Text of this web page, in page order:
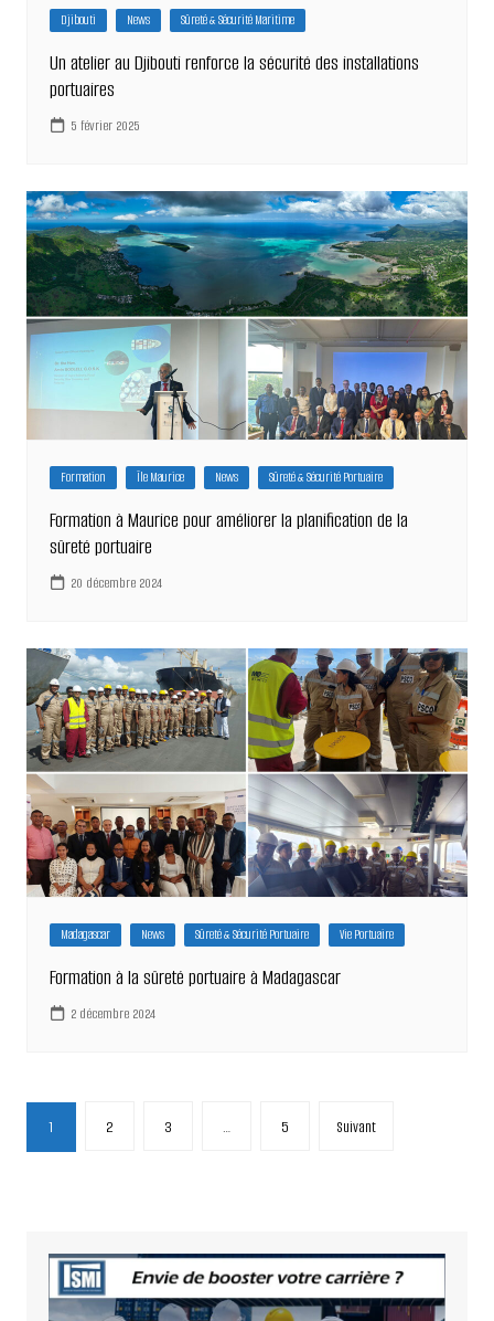
Djibouti News Sûreté & Sécurité Maritime
Un atelier au Djibouti renforce la sécurité des installations
portuaires
5 février 2025
Formation Île Maurice News Sûreté & Sécurité Portuaire
Formation à Maurice pour améliorer la planification de la
sûreté portuaire
20 décembre 2024
Madagascar News Sûreté & Sécurité Portuaire Vie Portuaire
Formation à la sûreté portuaire à Madagascar
2 décembre 2024
Pagination
des
1 2 3 … 5 Suivant